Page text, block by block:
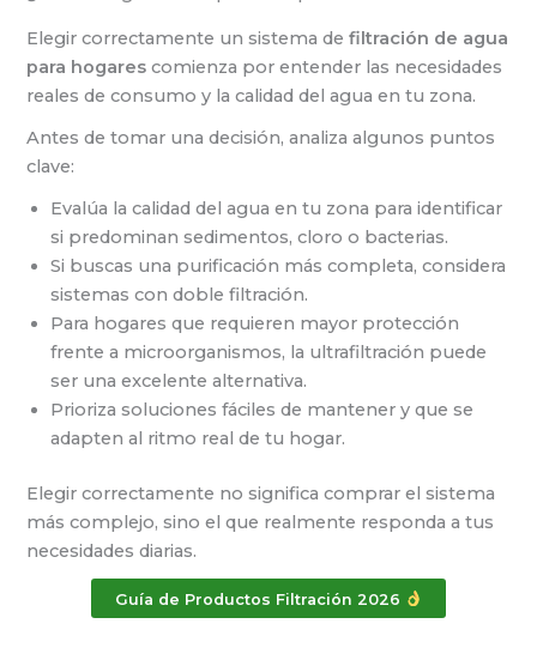
Elegir correctamente un sistema defiltración de agua
para hogares comienza por entender las necesidades
reales de consumo y la calidad del agua en tu zona.
Antes de tomar una decisión, analiza algunos puntos
clave:
Evalúa la calidad del agua en tu zona para identificar
si predominan sedimentos, cloro o bacterias.
Si buscas una purificación más completa, considera
sistemas con doble filtración.
Para hogares que requieren mayor protección
frente a microorganismos, la ultrafiltración puede
ser una excelente alternativa.
Prioriza soluciones fáciles de mantener y que se
adapten al ritmo real de tu hogar.
Elegir correctamente no significa comprar el sistema
más complejo, sino el que realmente responda a tus
necesidades diarias.
Guía de Productos Filtración 2026